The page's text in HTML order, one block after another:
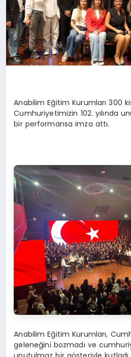
Anabilim Eğitim Kurumları 300
Cumhuriyetimizin 102. yılında
bir performansa imza attı.
Anabilim Eğitim Kurumları,
geleneğini bozmadı ve c